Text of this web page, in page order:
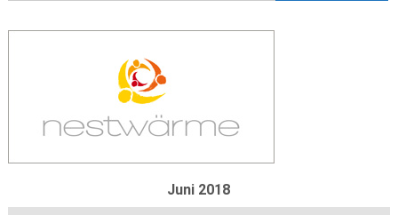
Juni 2018